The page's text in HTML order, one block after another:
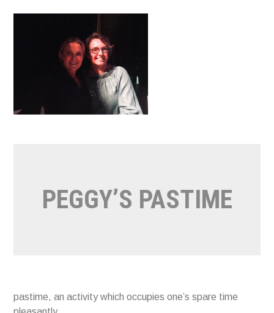
PEGGY’S PASTIME
pastime, an activity which occupies one’s spare time